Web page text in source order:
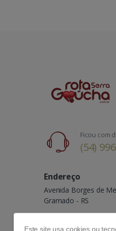
Ficou com
(54)
Endereço
Avenida Borges de
Gramado - RS
Este site usa cookies ou